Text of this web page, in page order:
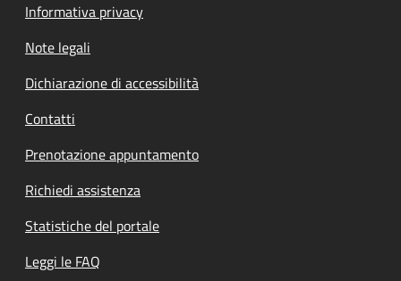
Informativa privacy
Note legali
Dichiarazione di accessibilità
Contatti
Prenotazione appuntamento
Richiedi assistenza
Statistiche del portale
Leggi le FAQ